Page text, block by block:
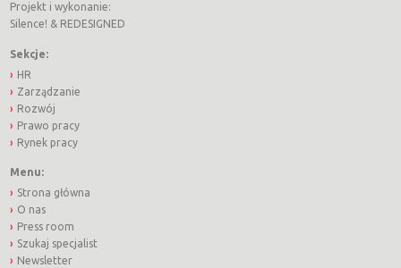
Projekt i wykonanie:
Silence! & REDESIGNED
Sekcje:
HR
Zarządzanie
Rozwój
Prawo pracy
Rynek pracy
Menu:
Strona główna
O nas
Press room
Szukaj specjalist
Newsletter